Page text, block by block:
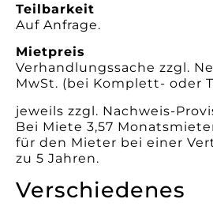
Teilbarkeit
Auf Anfrage.
Mietpreis
Verhandlungssache zzgl.
MwSt. (bei Komplett- oder
jeweils zzgl. Nachweis-
Bei Miete 3,57
für den Mieter bei einer
zu 5 Jahren.
Verschiedenes